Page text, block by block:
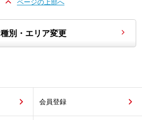
ページの上部へ
種別・エリア変更
会員登録